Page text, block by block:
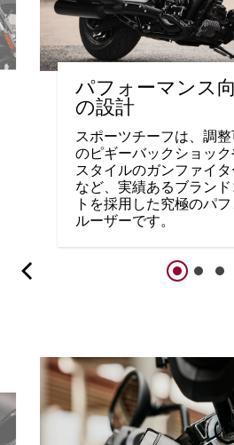
パフォーマンス
の設計
スポーツチーフは、調
のピギーバックショッ
スタイルのガンファイタ
など、実績あるブラン
トを採用した究極のパ
ルーザーです。